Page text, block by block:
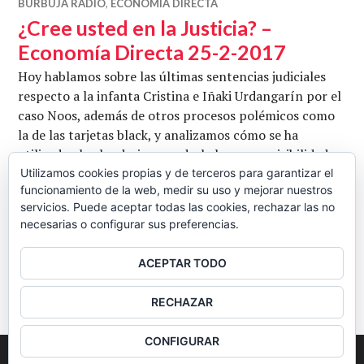
BURBUJA RADIO, ECONOMÍA DIRECTA
¿Cree usted en la Justicia? –
Economía Directa 25-2-2017
Hoy hablamos sobre las últimas sentencias judiciales
respecto a la infanta Cristina e Iñaki Urdangarín por el
caso Noos, además de otros procesos polémicos como
la de las tarjetas black, y analizamos cómo se ha
utilizado el calendario para darle la menor visibilidad
posible. También repasamos las últimas noticias del
sector inmobiliario y revisamos los datos para mediar
en la guerra de cifras que se …Seguir leyendo¿Cree
BARRA
LATERAL
2026 Colectivo Burbuja
Utilizamos cookies propias y de terceros para garantizar el
funcionamiento de la web, medir su uso y mejorar nuestros
servicios. Puede aceptar todas las cookies, rechazar las no
necesarias o configurar sus preferencias.
ACEPTAR TODO
RECHAZAR
CONFIGURAR